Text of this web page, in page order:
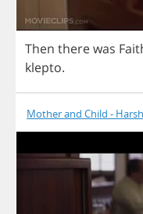
Then therewas
klepto.
Mother and Child -